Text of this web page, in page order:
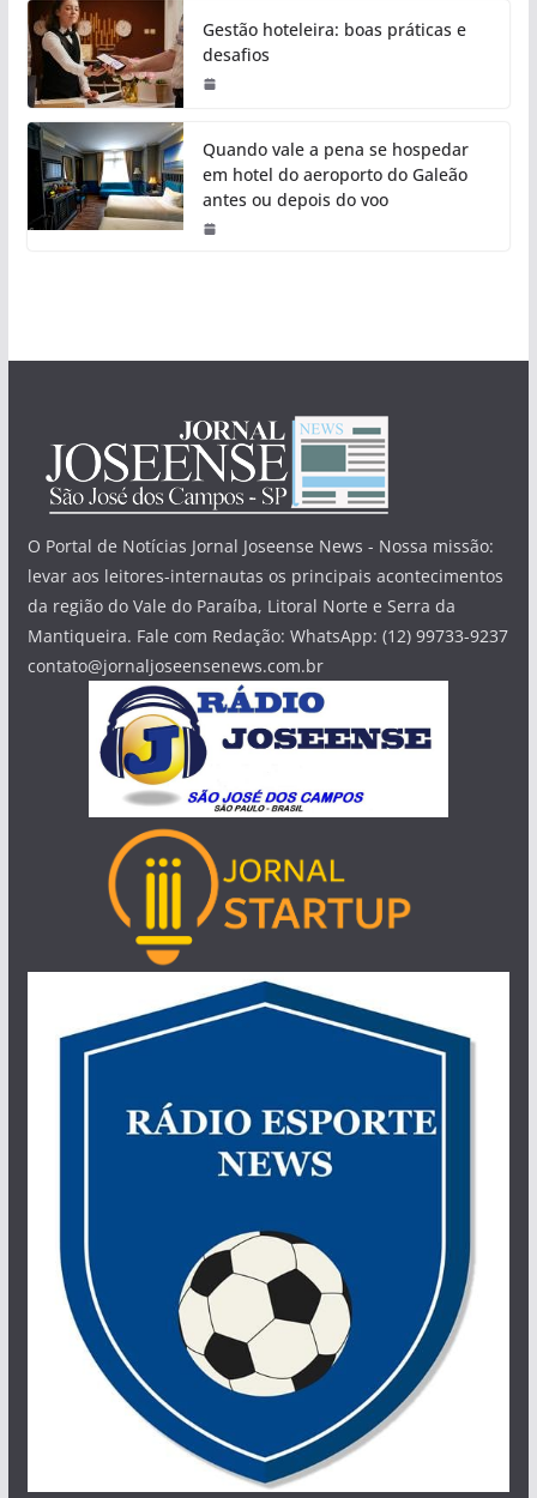
Gestão hoteleira: boas práticas e
desafios
Quando vale a pena se hospedar
em hotel do aeroporto do Galeão
antes ou depois do voo
O Portal de Notícias Jornal Joseense News - Nossa missão:
levar aos leitores-internautas os principais acontecimentos
da região do Vale do Paraíba, Litoral Norte e Serra da
Mantiqueira. Fale com Redação: WhatsApp: (12) 99733-9237
contato@jornaljoseensenews.com.br